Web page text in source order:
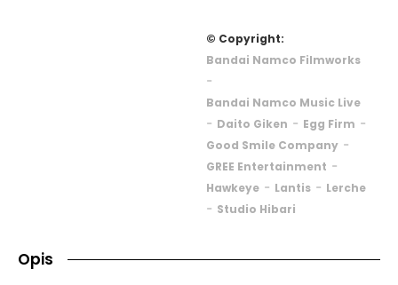
© Copyright:
Bandai Namco Filmworks
-
Bandai Namco Music Live
- Daito Giken - Egg Firm -
Good Smile Company-
GREE Entertainment -
Hawkeye- Lantis- Lerche
- Studio Hibari
Opis